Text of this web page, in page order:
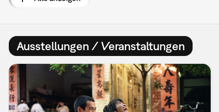
Ausstellungen / Veranstaltungen